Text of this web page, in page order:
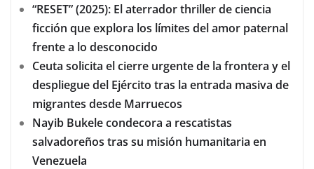
“RESET” (2025): El aterrador thriller de ciencia
ficción que explora los límites del amor paternal
frente a lo desconocido
Ceuta solicita el cierre urgente de la frontera y el
despliegue del Ejército tras la entrada masiva de
migrantes desde Marruecos
Nayib Bukele condecora a rescatistas
salvadoreños tras su misión humanitaria en
Venezuela